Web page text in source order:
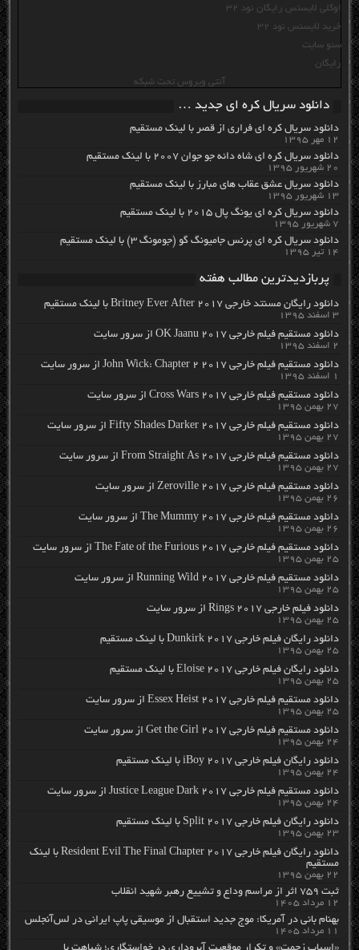
اوکلی لایسنس رایگان نود 32
خرید لایسنس نود 32
سئو سایت
رایگان
آنتی ویروس تحت شبکه
دانلود سریال کره ای جدید …
دانلود سریال کره ای فراری از قصر با لینک مستقیم
۱۲ مهر ۱۳۹۵
دانلود سریال کره ای شاه دائه جو جوان ۲۰۰۷ با لینک مستقیم
۲۰ شهریور ۱۳۹۵
دانلود سریال عشق عقاب های مبارز با لینک مستقیم
۱۳ شهریور ۱۳۹۵
دانلود سریال کره ای یونگ پال ۲۰۱۵ با لینک مستقیم
۷ شهریور ۱۳۹۵
دانلود سریال کره ای پرنس جامیونگ گو (جومونگ ۳) با لینک مستقیم
۱۴ تیر ۱۳۹۵
پربازدیدترین مطالب هفته
دانلود رایگان مسنتد خارجی Britney Ever After 2017 با لینک مستقیم
۳ اسفند ۱۳۹۵
دانلود مستقیم فیلم خارجی OK Jaanu 2017 از سرور سایت
۲ اسفند ۱۳۹۵
دانلود مستقیم فیلم خارجی John Wick: Chapter 2 2017 از سرور سایت
۱ اسفند ۱۳۹۵
دانلود مستقیم فیلم خارجی Cross Wars 2017 از سرور سایت
۲۷ بهمن ۱۳۹۵
دانلود مستقیم فیلم خارجی Fifty Shades Darker 2017 از سرور سایت
۲۷ بهمن ۱۳۹۵
دانلود مستقیم فیلم خارجی From Straight As 2017 از سرور سایت
۲۷ بهمن ۱۳۹۵
دانلود مستقیم فیلم خارجی Zeroville 2017 از سرور سایت
۲۶ بهمن ۱۳۹۵
دانلود مستقیم فیلم خارجی The Mummy 2017 از سرور سایت
۲۶ بهمن ۱۳۹۵
دانلود مستقیم فیلم خارجی The Fate of the Furious 2017 از سرور سایت
۲۵ بهمن ۱۳۹۵
دانلود مستقیم فیلم خارجی Running Wild 2017 از سرور سایت
۲۵ بهمن ۱۳۹۵
دانلود فیلم خارجی Rings 2017 از سرور سایت
۲۵ بهمن ۱۳۹۵
دانلود رایگان فیلم خارجی Dunkirk 2017 با لینک مستقیم
۲۵ بهمن ۱۳۹۵
دانلود رایگان فیلم خارجی Eloise 2017 با لینک مستقیم
۲۵ بهمن ۱۳۹۵
دانلود مستقیم فیلم خارجی Essex Heist 2017 از سرور سایت
۲۵ بهمن ۱۳۹۵
دانلود مستقیم فیلم خارجی Get the Girl 2017 از سرور سایت
۲۴ بهمن ۱۳۹۵
دانلود رایگان فیلم خارجی iBoy 2017 با لینک مستقیم
۲۴ بهمن ۱۳۹۵
دانلود مستقیم فیلم خارجی Justice League Dark 2017 از سرور سایت
۲۴ بهمن ۱۳۹۵
دانلود رایگان فیلم خارجی Split 2017 با لینک مستقیم
۲۳ بهمن ۱۳۹۵
دانلود رایگان فیلم خارجی Resident Evil The Final Chapter 2017 با لینک
مستقیم
۲۲ بهمن ۱۳۹۵
ثبت ۷۵۹ اثر از مراسم وداع و تشییع رهبر شهید انقلاب
۱۲ مرداد ۱۴۰۵
بهنام بانی در آمریکا: موج جدید استقبال از موسیقی پاپ ایرانی در لس‌آنجلس
۱۱ مرداد ۱۴۰۵